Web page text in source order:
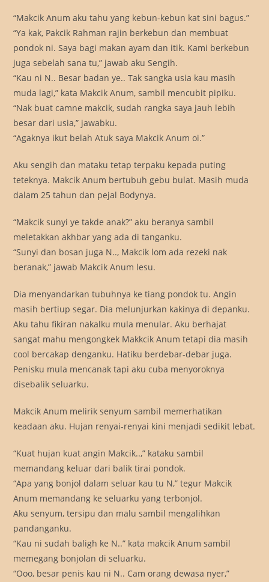
“Makcik Anum aku tahu yang kebun-kebun kat sini bagus.”
“Ya kak, Pakcik Rahman rajin berkebun dan membuat
pondok ni. Saya bagi makan ayam dan itik. Kami berkebun
juga sebelah sana tu,” jawab aku Sengih.
“Kau ni N.. Besar badan ye.. Tak sangka usia kau masih
muda lagi,” kata Makcik Anum, sambil mencubit pipiku.
“Nak buat camne makcik, sudah rangka saya jauh lebih
besar dari usia,” jawabku.
“Agaknya ikut belah Atuk saya Makcik Anum oi.”
Aku sengih dan mataku tetap terpaku kepada puting
teteknya. Makcik Anum bertubuh gebu bulat. Masih muda
dalam 25 tahun dan pejal Bodynya.
“Makcik sunyi ye takde anak?” aku beranya sambil
meletakkan akhbar yang ada di tanganku.
“Sunyi dan bosan juga N.., Makcik lom ada rezeki nak
beranak,” jawab Makcik Anum lesu.
Dia menyandarkan tubuhnya ke tiang pondok tu. Angin
masih bertiup segar. Dia melunjurkan kakinya di depanku.
Aku tahu fikiran nakalku mula menular. Aku berhajat
sangat mahu mengongkek Makkcik Anum tetapi dia masih
cool bercakap denganku. Hatiku berdebar-debar juga.
Penisku mula mencanak tapi aku cuba menyoroknya
disebalik seluarku.
Makcik Anum melirik senyum sambil memerhatikan
keadaan aku. Hujan renyai-renyai kini menjadi sedikit lebat.
“Kuat hujan kuat angin Makcik..,” kataku sambil
memandang keluar dari balik tirai pondok.
“Apa yang bonjol dalam seluar kau tu N,” tegur Makcik
Anum memandang ke seluarku yang terbonjol.
Aku senyum, tersipu dan malu sambil mengalihkan
pandanganku.
“Kau ni sudah baligh ke N..” kata makcik Anum sambil
memegang bonjolan di seluarku.
“Ooo, besar penis kau ni N.. Cam orang dewasa nyer,”